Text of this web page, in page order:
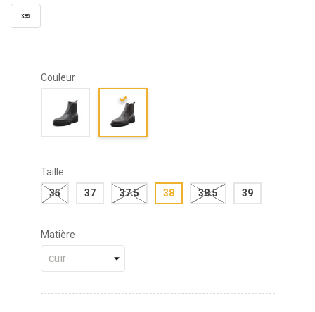
Couleur
Taille
35
37 37.5 38 38.5 39
Matière